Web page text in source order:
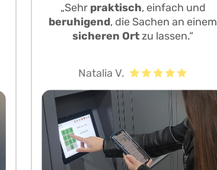
„Sehr praktisch, einfach und
beruhigend, die Sachen an einem
sicheren Ortzu lassen.“
Natalia V.